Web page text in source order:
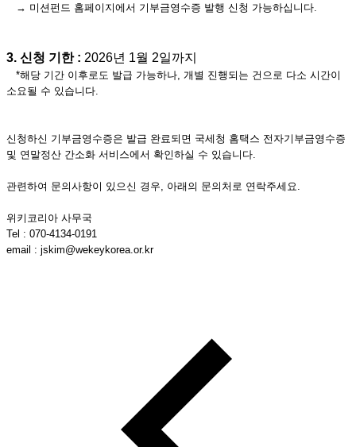
→ 미션펀드 홈페이지에서 기부금영수증 발행 신청 가능하십니다.
3. 신청 기한 : 2026년 1월 2일까지
*해당 기간 이후로도 발급 가능하나, 개별 진행되는 건으로 다소 시간이
소요될 수 있습니다.
신청하신 기부금영수증은 발급 완료되면 국세청 홈택스 전자기부금영수증
및 연말정산 간소화 서비스에서 확인하실 수 있습니다.
관련하여 문의사항이 있으신 경우, 아래의 문의처로 연락주세요.
위키코리아 사무국
Tel : 070-4134-0191
email : jskim@wekeykorea.or.kr